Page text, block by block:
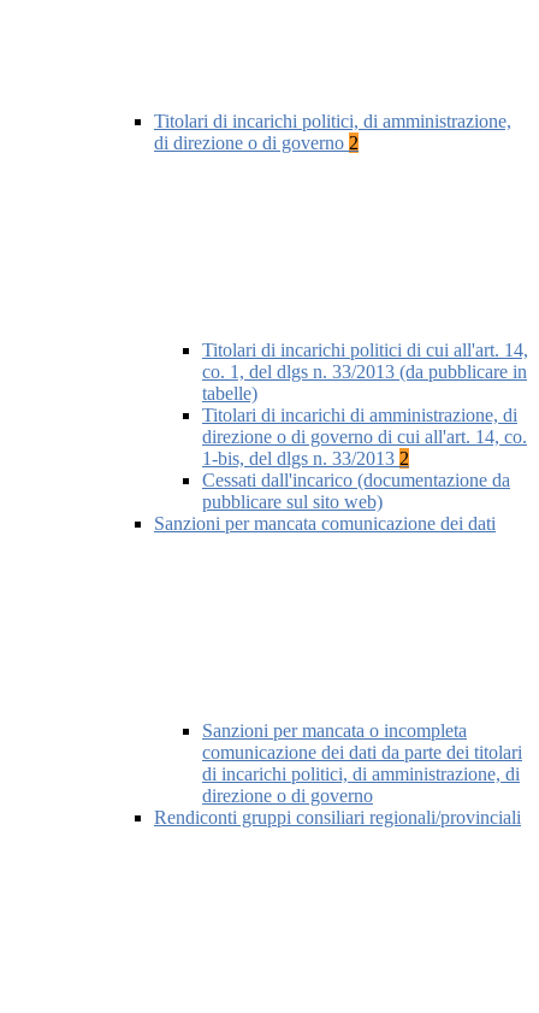
Titolari di incarichi politici, di amministrazione,
di direzione o di governo 2
Titolari di incarichi politici di cui all'art. 14,
co. 1, del dlgs n. 33/2013 (da pubblicare in
tabelle)
Titolari di incarichi di amministrazione, di
direzione o di governo di cui all'art. 14, co.
1-bis, del dlgs n. 33/2013 2
Cessati dall'incarico (documentazione da
pubblicare sul sito web)
Sanzioni per mancata comunicazione dei dati
Sanzioni per mancata o incompleta
comunicazione dei dati da parte dei titolari
di incarichi politici, di amministrazione, di
direzione o di governo
Rendiconti gruppi consiliari regionali/provinciali